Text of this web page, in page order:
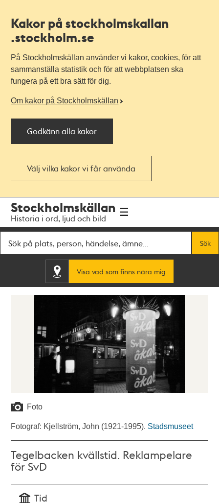
Kakor på stockholmskallan
.stockholm.se
På Stockholmskällan använder vi kakor, cookies, för att
sammanställa statistik och för att webbplatsen ska
fungera på ett bra sätt för dig.
Om kakor på Stockholmskällan
Godkänn alla kakor
Välj vilka kakor vi får använda
navigationen
huvudinnehållet
Stockholmskällan
Historia i ord, ljud och bild
Sök
Visa vad som finns nära mig
Foto
Fotograf: Kjellström, John (1921-1995). Stadsmuseet
Tegelbacken kvällstid. Reklampelare
för SvD
Tid